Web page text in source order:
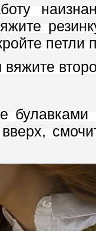
петли
булавками